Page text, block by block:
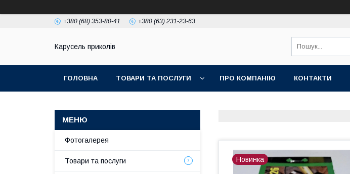
+380 (68) 353-80-41 +380 (63) 231-23-63
Карусель приколів
ГОЛОВНА ТОВАРИ ТА ПОСЛУГИ ПРО КОМПАНІЮ КОНТАКТИ
Новинка
Фотогалерея
Товари та послуги